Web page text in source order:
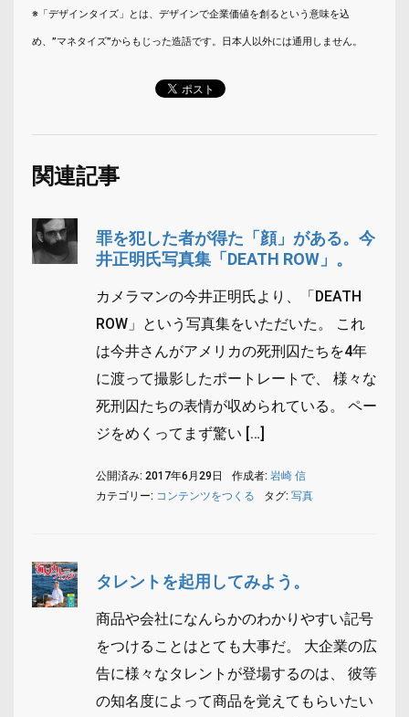
※「デザインタイズ」とは、デザインで企業価値を創るという意味を込
め、”マネタイズ”からもじった造語です。日本人以外には通用しません。
関連記事
罪を犯した者が得た「顔」がある。今
井正明氏写真集「DEATH ROW」。
カメラマンの今井正明氏より、「DEATH
ROW」という写真集をいただいた。 これ
は今井さんがアメリカの死刑囚たちを4年
に渡って撮影したポートレートで、 様々な
死刑囚たちの表情が収められている。 ペー
ジをめくってまず驚い […]
公開済み: 2017年6月29日 作成者: 岩崎 信
カテゴリー: コンテンツをつくる タグ: 写真
タレントを起用してみよう。
商品や会社になんらかのわかりやすい記号
をつけることはとても大事だ。 大企業の広
告に様々なタレントが登場するのは、 彼等
の知名度によって商品を覚えてもらいたい